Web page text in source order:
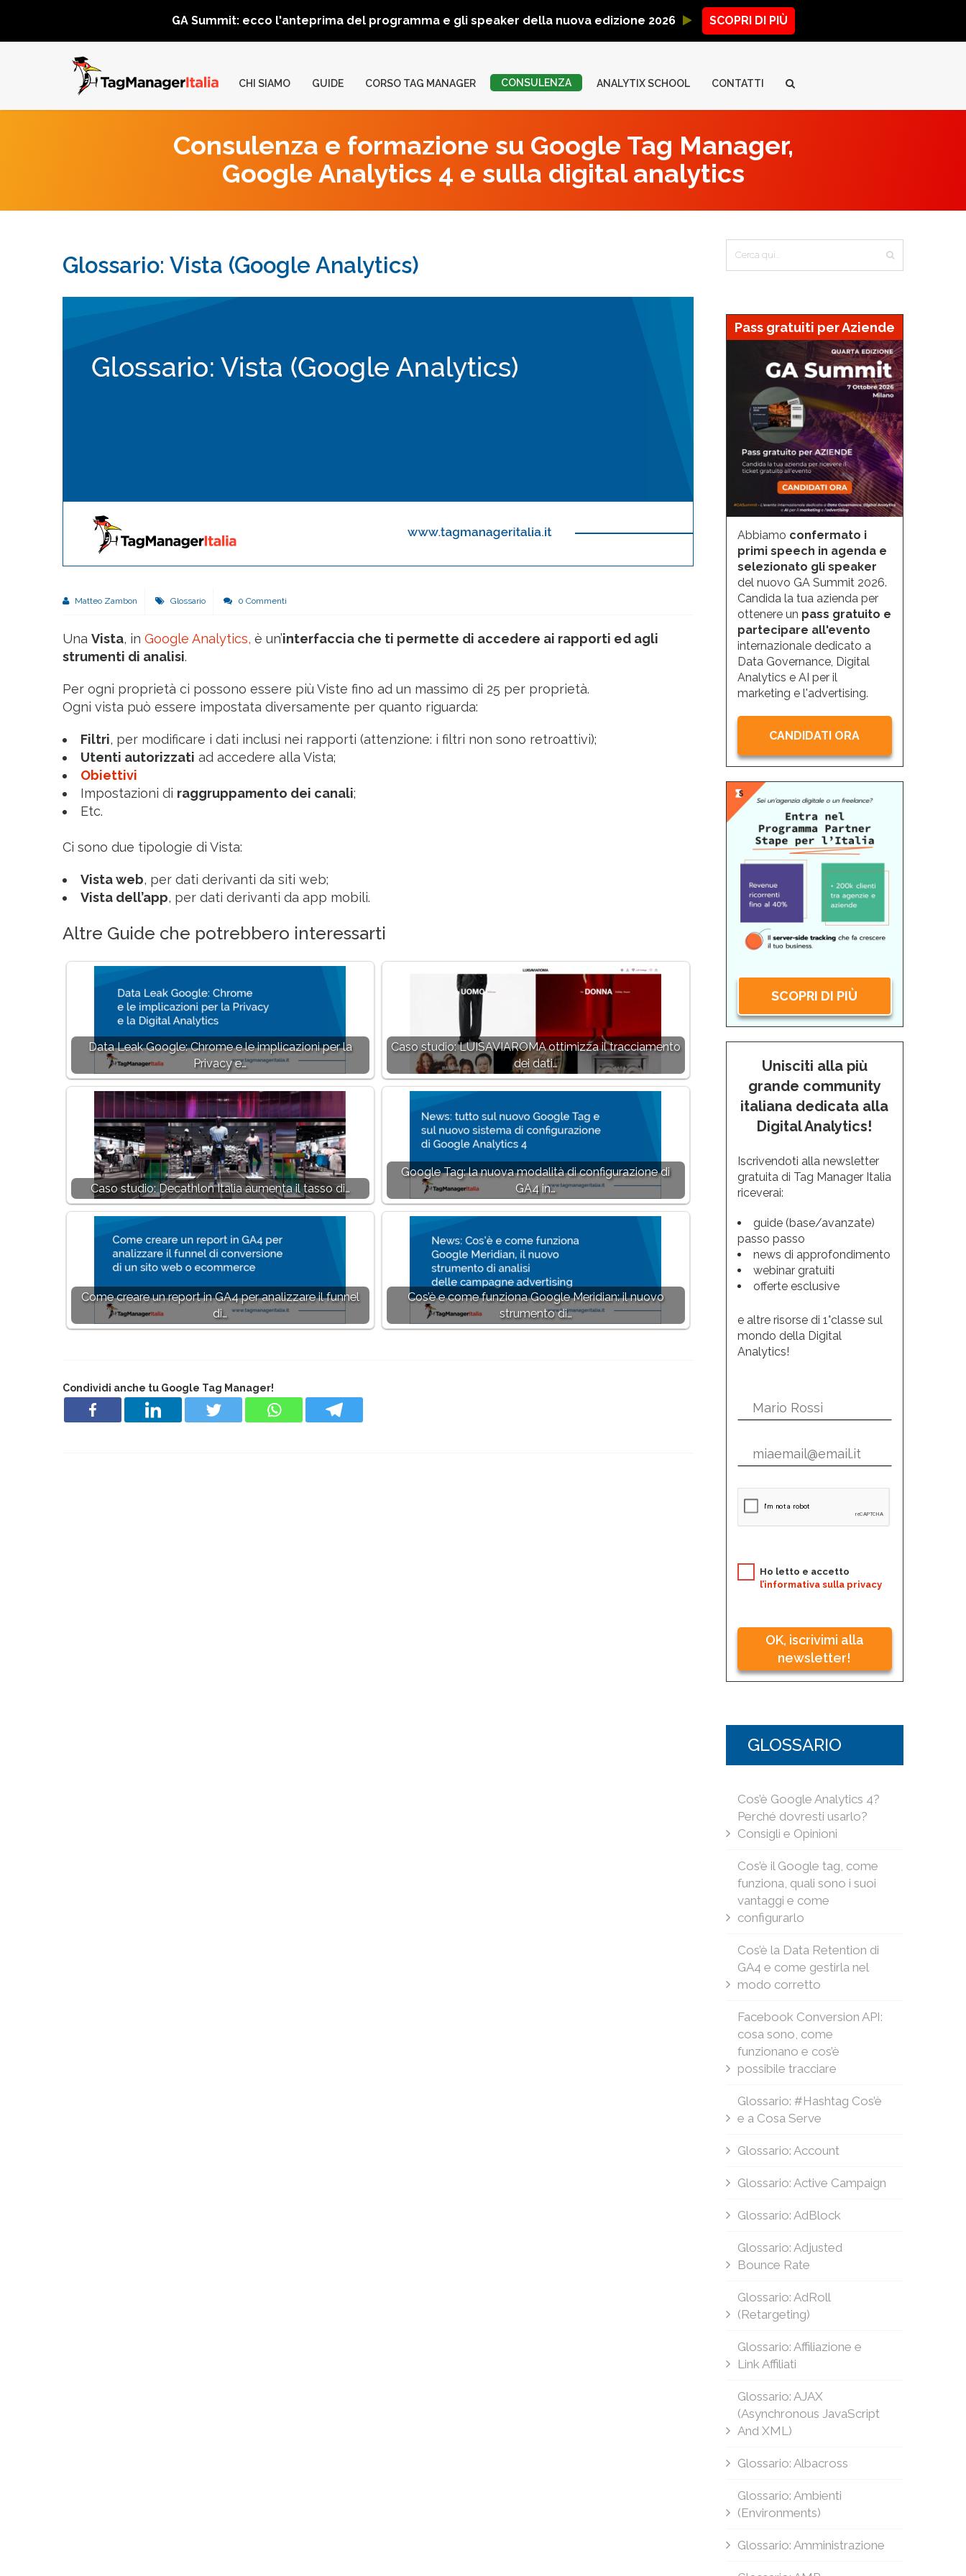
GA Summit: ecco l'anteprima del programma e gli speaker della nuova edizione 2026 SCOPRI DI PIÙ
CHI SIAMO GUIDE CORSO TAG MANAGER CONSULENZA ANALYTIX SCHOOL CONTATTI
Consulenza e formazione su Google Tag Manager,
Google Analytics 4 e sulla digital analytics
Glossario: Vista (Google Analytics)
Matteo Zambon Glossario 0 Commenti
Una Vista, in Google Analytics, è un’interfaccia che ti permette di accedere ai rapporti ed agli
strumenti di analisi.
Per ogni proprietà ci possono essere più Viste fino ad un massimo di 25 per proprietà.
Ogni vista può essere impostata diversamente per quanto riguarda:
Filtri, per modificare i dati inclusi nei rapporti (attenzione: i filtri non sono retroattivi);
Utenti autorizzati ad accedere alla Vista;
Obiettivi
Impostazioni di raggruppamento dei canali;
Etc.
Ci sono due tipologie di Vista:
Vista web, per dati derivanti da siti web;
Vista dell’app, per dati derivanti da app mobili.
Altre Guide che potrebbero interessarti
Data Leak Google: Chrome e le implicazioni per la
Privacy e…
Caso studio: LUISAVIAROMA ottimizza il tracciamento
dei dati…
Caso studio: Decathlon Italia aumenta il tasso di…
Google Tag: la nuova modalità di configurazione di
GA4 in…
Come creare un report in GA4 per analizzare il funnel
di…
Cos’è e come funziona Google Meridian: il nuovo
strumento di…
Condividi anche tu Google Tag Manager!
Pass gratuiti per Aziende
Abbiamo confermato i
primi speech in agenda e
selezionato gli speaker
del nuovo GA Summit 2026.
Candida la tua azienda per
ottenere un pass gratuito e
partecipare all'evento
internazionale dedicato a
Data Governance, Digital
Analytics e AI per il
marketing e l'advertising.
CANDIDATI ORA
SCOPRI DI PIÙ
Unisciti alla più
grande community
italiana dedicata alla
Digital Analytics!
Iscrivendoti alla newsletter
gratuita di Tag Manager Italia
riceverai:
guide (base/avanzate)
passo passo
news di approfondimento
webinar gratuiti
offerte esclusive
e altre risorse di 1°classe sul
mondo della Digital
Analytics!
Ho letto e accetto
l’informativa sulla privacy
OK, iscrivimi alla
newsletter!
GLOSSARIO
Cos’è Google Analytics 4?
Perché dovresti usarlo?
Consigli e Opinioni
Cos’è il Google tag, come
funziona, quali sono i suoi
vantaggi e come
configurarlo
Cos’è la Data Retention di
GA4 e come gestirla nel
modo corretto
Facebook Conversion API:
cosa sono, come
funzionano e cos’è
possibile tracciare
Glossario: #Hashtag Cos’è
e a Cosa Serve
Glossario: Account
Glossario: Active Campaign
Glossario: AdBlock
Glossario: Adjusted
Bounce Rate
Glossario: AdRoll
(Retargeting)
Glossario: Affiliazione e
Link Affiliati
Glossario: AJAX
(Asynchronous JavaScript
And XML)
Glossario: Albacross
Glossario: Ambienti
(Environments)
Glossario: Amministrazione